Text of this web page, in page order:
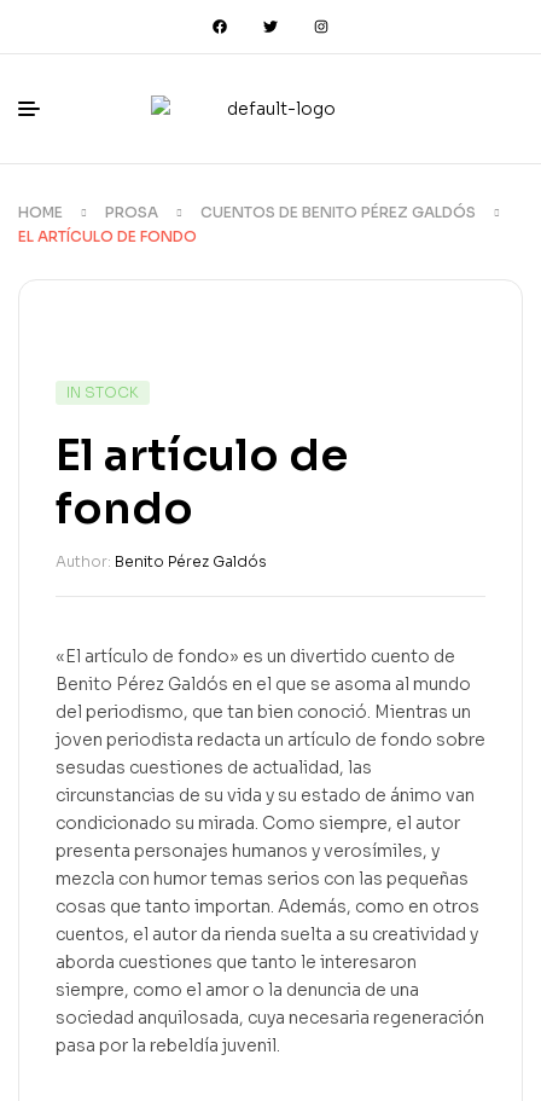
HOME PROSA
CUENTOS DE BENITO PÉREZ GALDÓS
EL ARTÍCULO DE FONDO
IN STOCK
El artículo de
fondo
Author: Benito Pérez Galdós
«El artículo de fondo» es un divertido cuento de
Benito Pérez Galdós en el que se asoma al mundo
del periodismo, que tan bien conoció. Mientras un
joven periodista redacta un artículo de fondo sobre
sesudas cuestiones de actualidad, las
circunstancias de su vida y su estado de ánimo van
condicionado su mirada. Como siempre, el autor
presenta personajes humanos y verosímiles, y
mezcla con humor temas serios con las pequeñas
cosas que tanto importan. Además, como en otros
cuentos, el autor da rienda suelta a su creatividad y
aborda cuestiones que tanto le interesaron
siempre, como el amor o la denuncia de una
sociedad anquilosada, cuya necesaria regeneración
pasa por la rebeldía juvenil.